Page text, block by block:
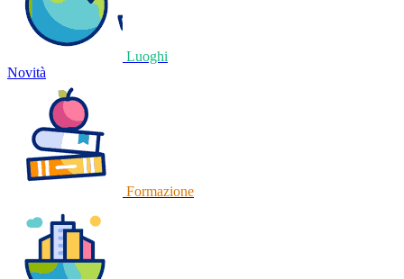
Luoghi
Novità
Formazione